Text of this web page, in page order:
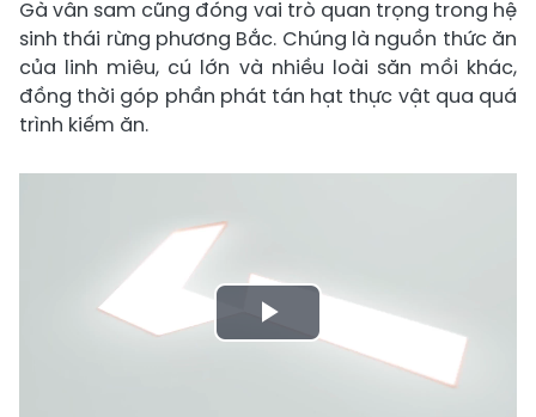
Gà vân sam cũng đóng vai trò quan trọng trong hệ
sinh thái rừng phương Bắc. Chúng là nguồn thức ăn
của linh miêu, cú lớn và nhiều loài săn mồi khác,
đồng thời góp phần phát tán hạt thực vật qua quá
trình kiếm ăn.
Play